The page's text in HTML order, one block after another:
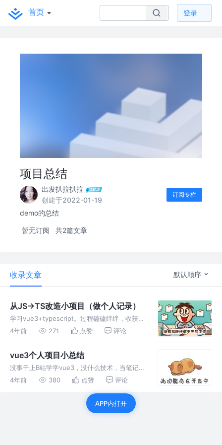
首页 登录
项目总结
出发扒拉扒拉
创建于2022-01-19
订阅专栏
demo的总结
暂无订阅 共2篇文章
收录文章 默认顺序
从JS->TS改造小项目（做个人记录）
学习vue3+typescript。过程磕磕绊绊，收获还
是很大，加
4年前 271 点赞 评论
vue3个人项目小总结
没事干上B站学学vue3，没什么技术，当笔记本
记
。。。。。。。。。。。。。。。。
4年前 380 点赞 评论
APP内打开